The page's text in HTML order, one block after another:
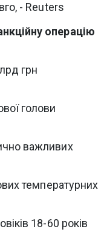
- Reuters
операцію
грн
голови
важливих
температурних
18-60 років